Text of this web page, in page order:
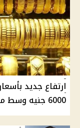
6000 جنيه وسط مكاسب عالمية للمعدن